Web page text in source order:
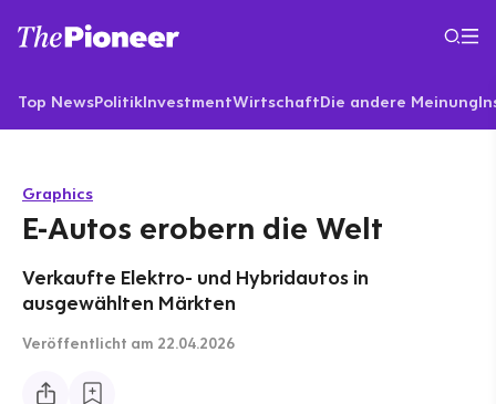
Top NewsPolitikInvestmentWirtschaftDie andere Meinung
Graphics
E-Autos erobern die Welt
Verkaufte Elektro- und Hybridautos in
ausgewählten Märkten
Veröffentlicht am 22.04.2026